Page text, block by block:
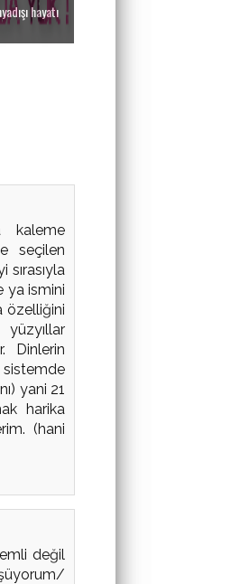
hayatı
kaleme
seçilen
ya ismini
özelliğini
yüzyıllar
Dinlerin
yani 21
harika
(hani
değil